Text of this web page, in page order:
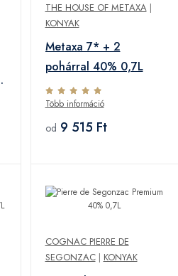
THE HOUSE OF METAXA|
KONYAK
Metaxa 7* + 2
pohárral 40% 0,7L
Több információ
od 9 515 Ft
COGNAC PIERRE DE
SEGONZAC| KONYAK